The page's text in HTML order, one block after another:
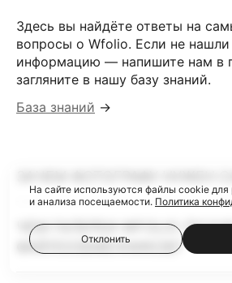
Здесь вы найдёте ответы на
вопросы о Wfolio. Если не
информацию — напишите нам в
загляните в нашу базу знаний.
База знаний →
ЧЕМ ГАЛЕРЕИ WFOLIO
ФАЙЛООБМЕННИКОВ?
На сайте используются файлы cookie для
и анализа посещаемости. Политика
Отклонить